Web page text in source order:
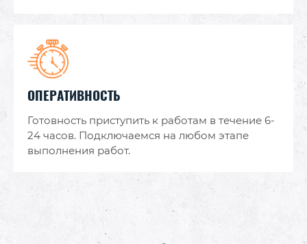
ОПЕРАТИВНОСТЬ
Готовность приступить к работам в течение 6-
24 часов. Подключаемся на любом этапе
выполнения работ.